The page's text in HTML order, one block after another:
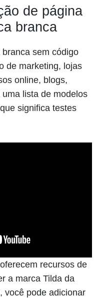
de página
branca
sem código
de marketing, lojas
online, blogs,
lista de modelos
significa testes
recursos de
a marca Tilda da
você pode adicionar